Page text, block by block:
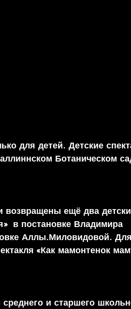
для детей. Детские
Ботаническом
возвращены ещё два
в постановке Владимира
Аллы.Миловидовой. Для
«Как мамонтенок
и старшего